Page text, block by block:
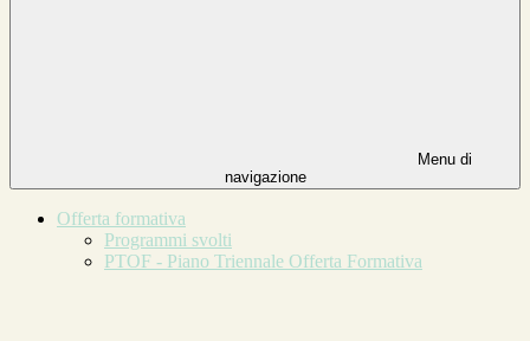
Menu di
navigazione
Offerta formativa
Programmi svolti
PTOF - Piano Triennale Offerta Formativa